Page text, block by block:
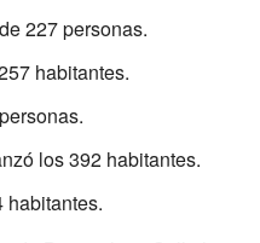
227 personas.
habitantes.
los 392 habitantes.
habitantes.